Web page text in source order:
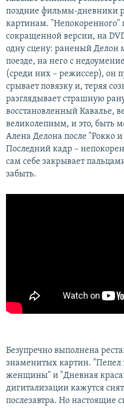
поздние фильмы-дневники
картинам. "Непокоренного"
сокращенной версии, на
одну сцену: раненый Делон
поезде, на него с
(среди них – режиссер), он
срывает повязку и, теряя
разглядывает страшную
восстановленный Кавалье,
великолепным, и это, быть
Алена Делона после "Рокко и
Последний кадр –
сам себе закрывает
забыть.
Безупречно выполнена
знаменитых картин.
женщины" и "Дневная
дигитализации кажутся
послезавтра. Но настоящие